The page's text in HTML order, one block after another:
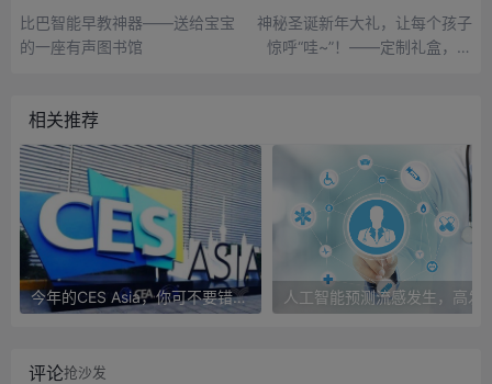
比巴智能早教神器——送给宝宝
的一座有声图书馆
神秘圣诞新年大礼，让每个孩子
惊呼“哇~”！——定制礼盒，限
相关推荐
今年的CES Asia，你可不要错过这些自动驾驶看点
评论抢沙发